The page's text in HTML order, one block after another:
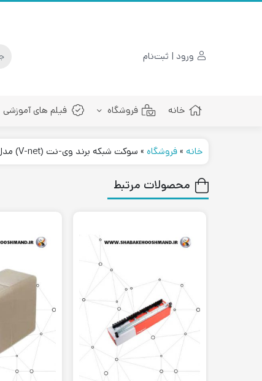
ورود | ثبت‌نام
خانه فروشگاه
پچ کورد فیبرنوری
فیلم های آموزشی
خانه »فروشگاه » سوکت شبکه برند وی-نت (V-net) مدل RJ45 CAT6
محصولات مرتبط